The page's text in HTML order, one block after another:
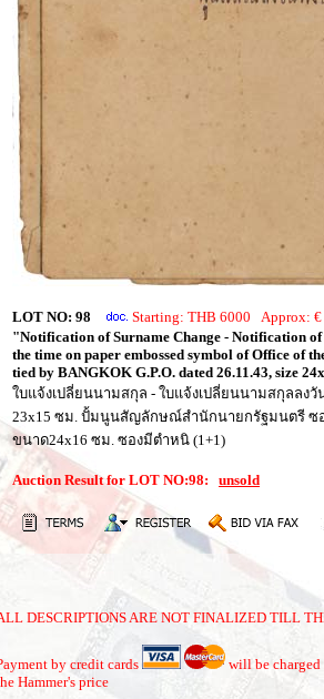
LOT NO: 98
Starting: THB 6000 Approx: €
"Notification of Surname Change - Notification
the time on paper embossed symbol of Office of
tied by BANGKOK G.P.O. dated 26.11.43, size
ใบแจ้งเปลี่ยนนามสกุล - ใบแจ้งเปลี่ยนนามสกุลล
23x15 ซม. ปั้มนูนสัญลักษณ์สำนักนายกรัฐมนตรี ซอ
ขนาด24x16 ซม. ซองมีตำหนิ (1+1)
Auction Result for LOT NO:98: unsold
DESCRIPTIONS ARE NOT FINALIZED TILL
by credit cards
will be charged
Hammer's price